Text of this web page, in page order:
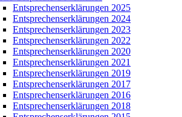
Entsprechenserklärungen 2025
Entsprechenserklärungen 2024
Entsprechenserklärungen 2023
Entsprechenserklärungen 2022
Entsprechenserklärungen 2020
Entsprechenserklärungen 2021
Entsprechenserklärungen 2019
Entsprechenserklärungen 2017
Entsprechenserklärungen 2016
Entsprechenserklärungen 2018